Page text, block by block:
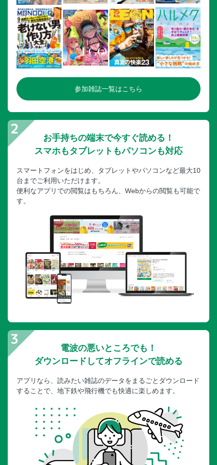
参加雑誌一覧はこちら
お手持ちの端末で今すぐ読める！
スマホもタブレットもパソコンも対応
スマートフォンをはじめ、タブレットやパソコンなど最大10
台までご利用いただけます。
便利なアプリでの閲覧はもちろん、Webからの閲覧も可能で
す。
電波の悪いところでも！
ダウンロードしてオフラインで読める
アプリなら、読みたい雑誌のデータをまるごとダウンロード
することで、地下鉄や飛行機でも快適に楽しめます。